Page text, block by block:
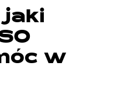
jaki
w